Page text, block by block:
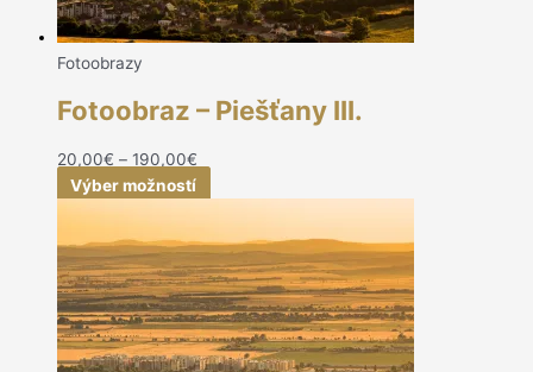
Fotoobrazy
Fotoobraz – Piešťany III.
20,00€ – 190,00€
Výber možností